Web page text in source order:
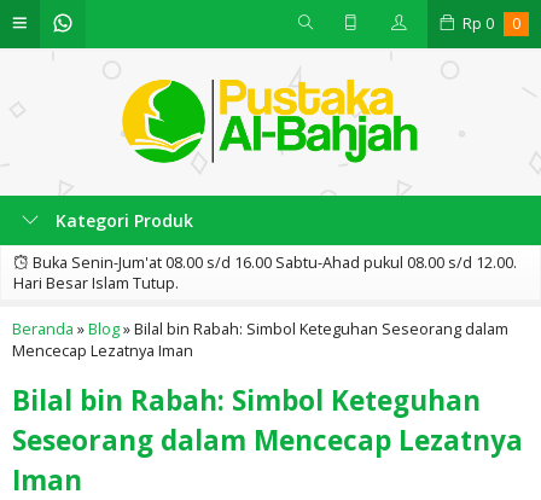
Rp 0 0
Kategori Produk
Buka Senin-Jum'at 08.00 s/d 16.00 Sabtu-Ahad pukul 08.00 s/d 12.00.
Hari Besar Islam Tutup.
Beranda »Blog»Bilal bin Rabah: Simbol Keteguhan Seseorang dalam
Mencecap Lezatnya Iman
Bilal bin Rabah: Simbol Keteguhan
Seseorang dalam Mencecap Lezatnya
Iman